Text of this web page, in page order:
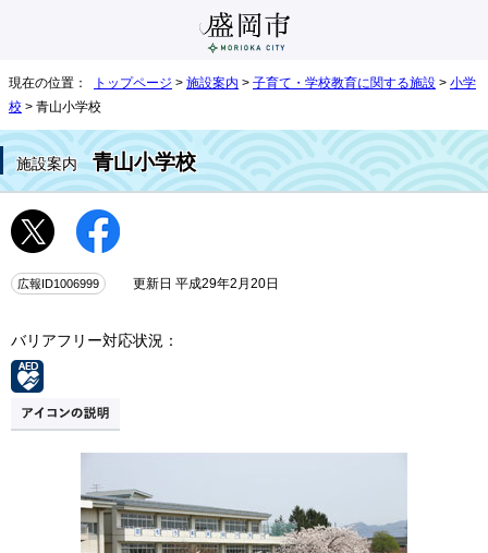
現在の位置： トップページ > 施設案内 > 子育て・学校教育に関する施設 > 小学
校 > 青山小学校
施設案内青山小学校
広報ID1006999 更新日 平成29年2月20日
バリアフリー対応状況：